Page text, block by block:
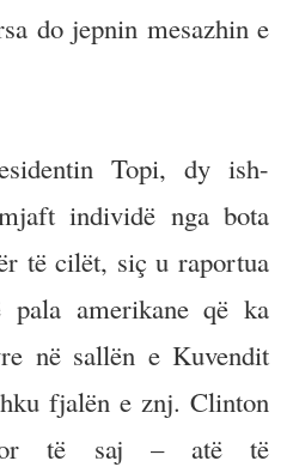
do jepnin mesazhin e
Topi, dy ish-
individë nga bota
të cilët, siç u raportua
pala amerikane që ka
në sallën e Kuvendit
fjalën e znj. Clinton
të saj – atë të